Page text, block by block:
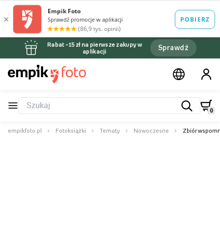
Rabat –15 zł na pierwsze zakupy w
aplikacji
Sprawdź
0
empikfoto.pl Fotoksiążki Tematy Nowoczesne Zbiór